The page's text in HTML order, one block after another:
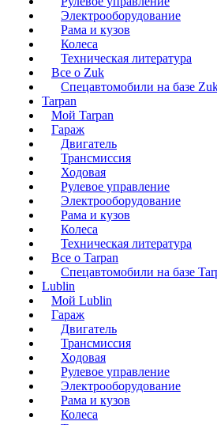
Электрооборудование
Рама и кузов
Колеса
Техническая литература
Все о Zuk
Спецавтомобили на базе
Tarpan
Мой Tarpan
Гараж
Двигатель
Трансмиссия
Ходовая
Рулевое управление
Электрооборудование
Рама и кузов
Колеса
Техническая литература
Все о Tarpan
Спецавтомобили на базе
Lublin
Мой Lublin
Гараж
Двигатель
Трансмиссия
Ходовая
Рулевое управление
Электрооборудование
Рама и кузов
Колеса